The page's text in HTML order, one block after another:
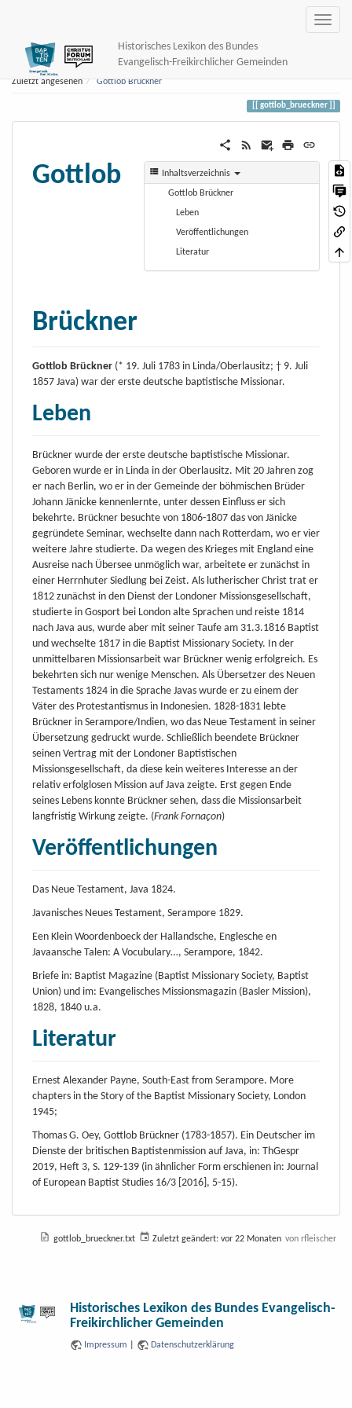
Historisches Lexikon des Bundes
Evangelisch-Freikirchlicher Gemeinden
Zuletzt angesehen Gottlob Brückner
gottlob_brueckner
Inhaltsverzeichnis
Gottlob Brückner
Leben
Veröffentlichungen
Literatur
Gottlob
Brückner
Gottlob Brückner (* 19. Juli 1783 in Linda/Oberlausitz; † 9. Juli
1857 Java) war der erste deutsche baptistische Missionar.
Leben
Brückner wurde der erste deutsche baptistische Missionar.
Geboren wurde er in Linda in der Oberlausitz. Mit 20 Jahren zog
er nach Berlin, wo er in der Gemeinde der böhmischen Brüder
Johann Jänicke kennenlernte, unter dessen Einfluss er sich
bekehrte. Brückner besuchte von 1806-1807 das von Jänicke
gegründete Seminar, wechselte dann nach Rotterdam, wo er vier
weitere Jahre studierte. Da wegen des Krieges mit England eine
Ausreise nach Übersee unmöglich war, arbeitete er zunächst in
einer Herrnhuter Siedlung bei Zeist. Als lutherischer Christ trat er
1812 zunächst in den Dienst der Londoner Missionsgesellschaft,
studierte in Gosport bei London alte Sprachen und reiste 1814
nach Java aus, wurde aber mit seiner Taufe am 31.3.1816 Baptist
und wechselte 1817 in die Baptist Missionary Society. In der
unmittelbaren Missionsarbeit war Brückner wenig erfolgreich. Es
bekehrten sich nur wenige Menschen. Als Übersetzer des Neuen
Testaments 1824 in die Sprache Javas wurde er zu einem der
Väter des Protestantismus in Indonesien. 1828-1831 lebte
Brückner in Serampore/Indien, wo das Neue Testament in seiner
Übersetzung gedruckt wurde. Schließlich beendete Brückner
seinen Vertrag mit der Londoner Baptistischen
Missionsgesellschaft, da diese kein weiteres Interesse an der
relativ erfolglosen Mission auf Java zeigte. Erst gegen Ende
seines Lebens konnte Brückner sehen, dass die Missionsarbeit
langfristig Wirkung zeigte. (Frank Fornaçon)
Veröffentlichungen
Das Neue Testament, Java 1824.
Javanisches Neues Testament, Serampore 1829.
Een Klein Woordenboeck der Hallandsche, Englesche en
Javaansche Talen: A Vocubulary…, Serampore, 1842.
Briefe in: Baptist Magazine (Baptist Missionary Society, Baptist
Union) und im: Evangelisches Missionsmagazin (Basler Mission),
1828, 1840 u.a.
Literatur
Ernest Alexander Payne, South-East from Serampore. More
chapters in the Story of the Baptist Missionary Society, London
1945;
Thomas G. Oey, Gottlob Brückner (1783-1857). Ein Deutscher im
Dienste der britischen Baptistenmission auf Java, in: ThGespr
2019, Heft 3, S. 129-139 (in ähnlicher Form erschienen in: Journal
of European Baptist Studies 16/3 [2016], 5-15).
gottlob_brueckner.txt Zuletzt geändert: vor 22 Monaten von rfleischer
Historisches Lexikon des Bundes Evangelisch-
Freikirchlicher Gemeinden
Impressum Datenschutzerklärung